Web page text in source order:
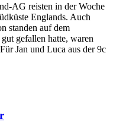
AG reisten in der Woche
Englands. Auch
standen auf dem
gefallen hatte, waren
Jan und Luca aus der 9c